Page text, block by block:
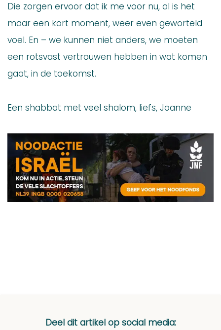
Die zorgen ervoor dat ik me voor nu, al is het
maar een kort moment, weer even geworteld
voel. En – we kunnen niet anders, we moeten
een rotsvast vertrouwen hebben in wat komen
gaat, in de toekomst.
Een shabbat met veel shalom, liefs, Joanne
Deel dit artikel op social media: